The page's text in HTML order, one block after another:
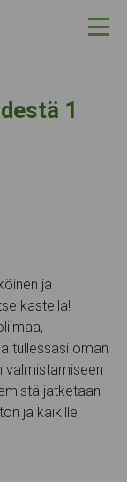
1
ja
kastella!
tullessasi oman
valmistamiseen
jatketaan
ja kaikille